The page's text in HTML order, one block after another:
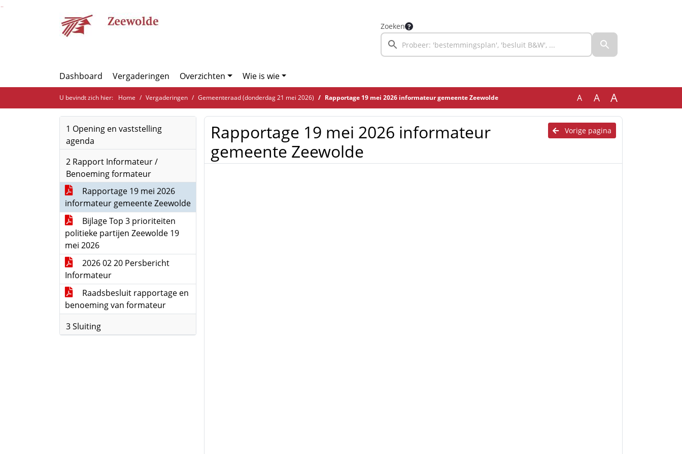
Ga naar de inhoud van deze pagina
Zoeken
Dashboard Vergaderingen Overzichten Wie is wie
U bevindt zich hier: Home Vergaderingen Gemeenteraad (donderdag 21 mei 2026) Rapportage 19 mei 2026 informateur gemeente Zeewolde A A A
1 Opening en vaststelling
agenda
2 Rapport Informateur /
Benoeming formateur
Rapportage 19 mei 2026
informateur gemeente Zeewolde
Bijlage Top 3 prioriteiten
politieke partijen Zeewolde 19
mei 2026
2026 02 20 Persbericht
Informateur
Raadsbesluit rapportage en
benoeming van formateur
3 Sluiting
Vorige pagina
Rapportage 19 mei 2026 informateur
gemeente Zeewolde